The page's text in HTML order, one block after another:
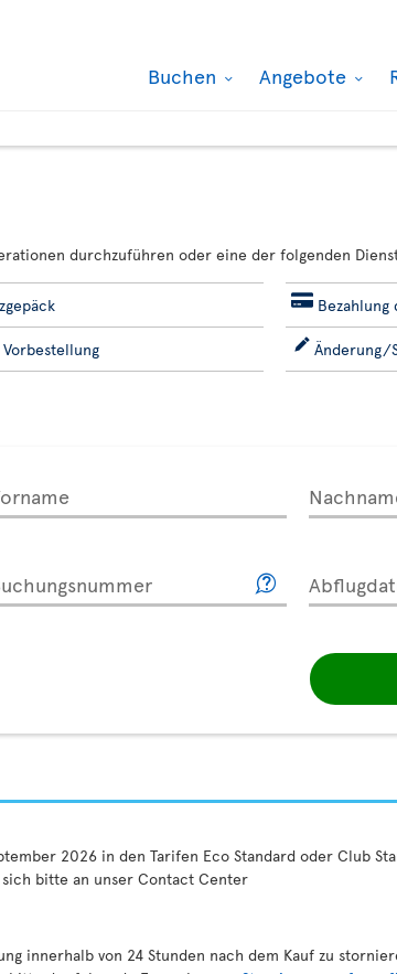
Buchen Angebote
durchzuführen oder eine der folgenden
Bezahlung
Änderung/
2026 in den Tarifen Eco Standard oder Club
bitte an unser Contact Center
innerhalb von 24 Stunden nach dem Kauf zu